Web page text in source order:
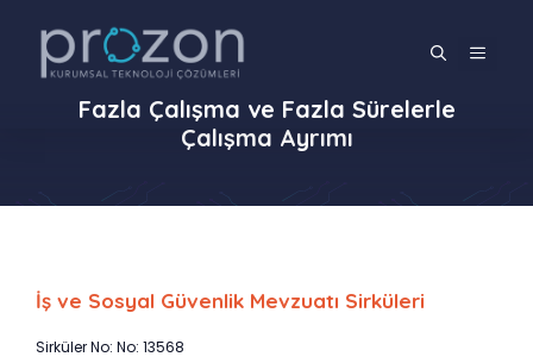
MENÜ
Fazla Çalışma ve Fazla Sürelerle
Çalışma Ayrımı
İş ve Sosyal Güvenlik Mevzuatı Sirküleri
Sirküler No: No: 13568